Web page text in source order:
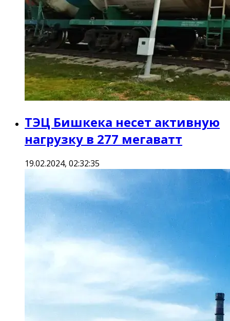
ТЭЦ Бишкека несет активную
нагрузку в 277 мегаватт
19.02.2024, 02:32:35